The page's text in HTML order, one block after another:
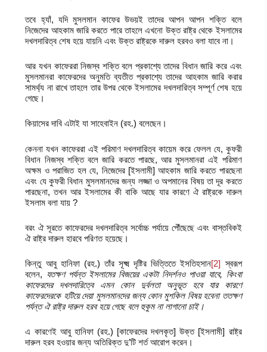
তবে হ্যাঁ, যদি মুসলমান কাফের উভয়ই তাদের আপন আপন শক্তি বলে
নিজেদের আহকাম জারি করতে পারে তাহলে এখনো উক্ত রাষ্ট্র থেকে ইসলামের
দখলদারিত্ব শেষ হয়ে যায়নি এবং উক্ত রাষ্ট্রকে দারুল হরবও বলা যাবে না।
আর যখন কাফেররা নিজস্ব শক্তি বলে প্রকাশ্যে তাদের বিধান জারি করে এবং
মুসলমানরা কাফেরদের অনুমতি ব্যতীত প্রকাশ্যে তাদের আহকাম জারি করার
সামর্থ্য না রাখে তাহলে তার উপর থেকে ইসলামের দখলদারিত্ব সম্পূর্ণ শেষ হয়ে
গেছে।
কিয়াসের দাবি এটাই যা সাহেবাইন (রহ.) বলেছেন।
কেননা যখন কাফেররা এই পরিমাণ দখলদারিত্ব কায়েম করে ফেলল যে, কুফরী
বিধান নিজস্ব শক্তি বলে জারি করতে পারছে, আর মুসলমানরা এই পরিমাণ
অক্ষম ও পরাজিত হল যে, নিজেদের [ইসলামী] আহকাম জারি করতে পারছেনা
এবং যে কুফরী বিধান মুসলমানদের জন্য লজ্জা ও অপমানের বিষয় তা দূর করতে
পারছেনা, তখন আর ইসলামের কী বাকি আছে যার কারণে ঐ রাষ্ট্রকে দারুল
ইসলাম বলা যায় ?
বরং ঐ সূরতে কাফেরদের দখলদারিত্ব সর্বোচ্চ পর্যায়ে পৌঁছেছে এবং বাস্তবিকই
ঐ রাষ্ট্র দারুল হারবে পরিণত হয়েছে।
কিন্তু আবু হানিফা (রহ.) তাঁর সূক্ষ্ম দৃষ্টির ভিত্তিতে ইসতিহসান[2] স্বরূপ
বলেন, যতক্ষণ পর্যন্ত ইসলামের বিজয়ের একটা নিদর্শনও পাওয়া যাবে, কিংবা
কাফেরদের দখলদারিত্বে এমন কোন দুর্বলতা অনুভূত হবে যার কারণে
কাফেরদেরকে হটিয়ে দেয়া মুসলমানদের জন্য কোন মুশকিল বিষয় হবেনা ততক্ষণ
পর্যন্ত ঐ রাষ্ট্র দারুল হরব হয়ে গেছে বলে হুকুম না লাগানো চাই।
এ কারণেই আবু হানিফা (রহ.) [কাফেরদের দখলকৃত] উক্ত [ইসলামী] রাষ্ট্র
দারুল হরব হওয়ার জন্য অতিরিক্ত দু’টি শর্ত আরোপ করেন।